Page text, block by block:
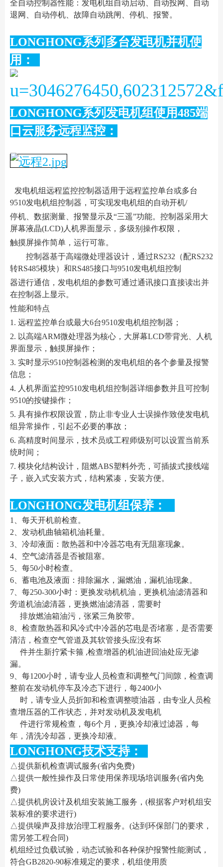
全自动控制器性能：发电机组自动启动、自动投网、自动
退网、自动停机、故障自动跳闸、停机、报警。
LONGHONG系列多台发电机并机使
用：
LONGHONG系列发电机组使用485端
口云服务远程监控：
发电机组远程监控控制器适用于远程监控单台或多台
9510发电机组控制器，可实现发电机组的自动开机/
停机、数据测量、报警显示及“三遥”功能。控制器采用大
屏幕液晶(LCD)人机界面显示，多级别操作权限，
触摸屏操作简单，运行可靠。
控制器基于高端微处理器设计，通过RS232（配RS232
转RS485模块）和RS485接口与9510发电机组控制
器进行通信，发电机组的参数可通过通讯接口直接读出并
在控制器上显示。
性能和特点
1. 远程监控单台或最大6台9510发电机组控制器；
2. 以高端ARM微处理器为核心，大屏幕LCD带背光、人机
界面显示，触摸屏操作；
3. 实时显示9510控制器检测的发电机组的各个参量及报警
信息；
4. 人机界面监控9510发电机组控制器详细参数并且可控制
9510的按键操作；
5. 具有操作权限设置，防止非专业人士误操作致使发电机
组异常操作，引起不必要的事故；
6. 高精度时间显示，技术员或工程师级别可以设置当前系
统时间；
7. 模块化结构设计，阻燃ABS塑料外壳，可插拔式接线端
子，嵌入式安装方式，结构紧凑，安装方便。
LONGHONG发电机组保养：
1、每天开机前检查。
2、发动机曲轴箱机油耗量。
3、冷却液面：散热器和中冷器芯电有无阻塞现象。
4、空气滤清器是否被阻塞。
5、每50小时检查。
6、蓄电池及液面：排除漏水，漏燃油，漏机油现象。
7、每250-300小时：更换发动机机油，更换机油滤清器和
旁道机油滤清器，更换燃油滤清器，需要时
排放燃油箱油污，张紧三角胶带。
8、检查散热器和风冷式中冷器的芯电是否堵塞，是否需要
清洁，检查空气管道及其软管接头应没有坏
件并生新拧紧卡箍 ,检查增器的机油进回油处应无渗
漏。
9、每1200小时，请专业人员检查和调整气门间隙，检查调
整前在发动机停车及冷态下进行，每2400小
时，请专业人员折卸和检查调整喷油器，由专业人员检
查增压器的工作状态，并对发动机及发电机
件进行常规检查，每6个月，更换冷却液过滤器，每
年，清洗冷却器，更换冷却液。
LONGHONG技术支持：
△提供新机检查调试服务(省内免费)
△提供一般性操作及日常使用保养现场培训服务(省内免
费)
△提供机房设计及机组安装施工服务，(根据客户对机组安
装标准的要求进行)
△提供噪声及排放治理工程服务。(达到环保部门的要求，
需另签工程合同)
机组经过负载试验，动态试验和各种保护报警性能测试，
符合GB2820-90标准规定的要求，机组使用质